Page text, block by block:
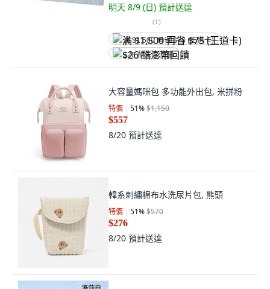
大容量媽咪包 多功能外出包, 米拼粉
$557
8/20 預計送達
韓系刺繡棉布水洗尿片包, 熊頭
$276
8/20 預計送達
DFMEI 新爆款背奶包媽咪儲奶冰包雙